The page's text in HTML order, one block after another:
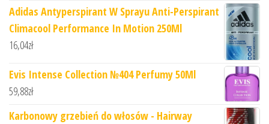
Adidas Antyperspirant W Sprayu Anti-Perspirant
Climacool Performance In Motion 250Ml
16,04zł
Evis Intense Collection №404 Perfumy 50Ml
59,88zł
Karbonowy grzebień do włosów - Hairway